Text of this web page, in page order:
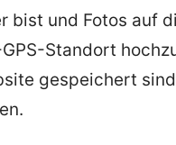
bist und Fotos auf
Standort
gespeichert